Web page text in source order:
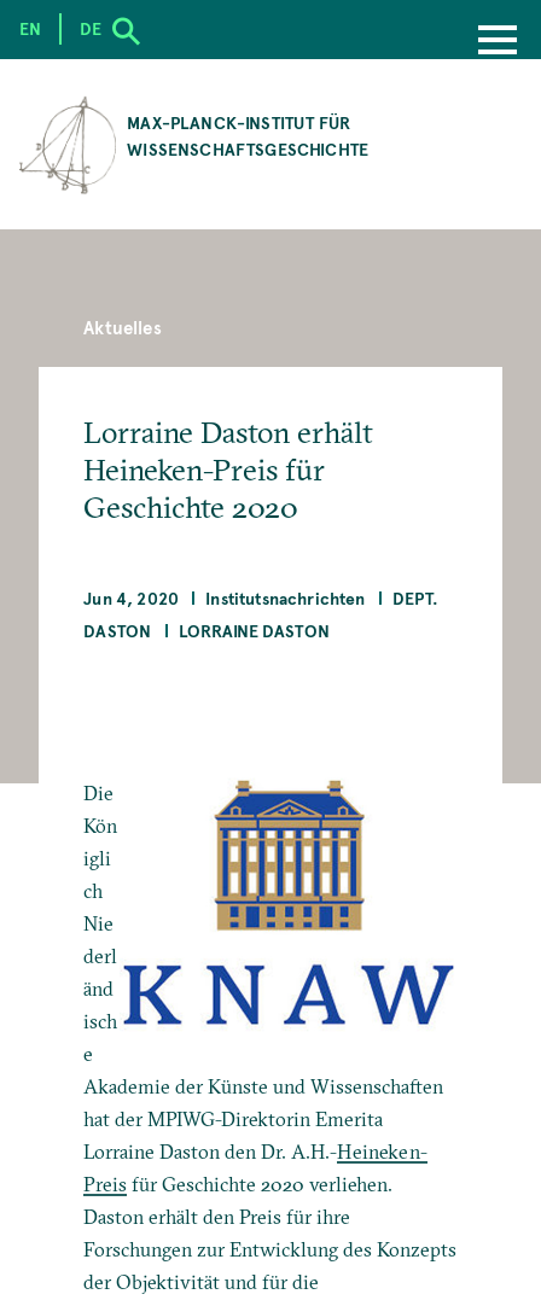
CONTENT
MAX-PLANCK-INSTITUT FÜR
WISSENSCHAFTSGESCHICHTE
EN DE
Aktuelles
Lorraine Daston erhält
Heineken-Preis für
Geschichte 2020
Jun 4, 2020 Institutsnachrichten
DEPT.
DASTON
LORRAINE DASTON
Die
Kön
igli
ch
Nie
derl
änd
isch
e
Akademie der Künste und Wissenschaften
hat der MPIWG-Direktorin Emerita
Lorraine Daston den Dr. A.H.-Heineken-
Preis für Geschichte 2020 verliehen.
Daston erhält den Preis für ihre
Forschungen zur Entwicklung des Konzepts
der Objektivität und für die